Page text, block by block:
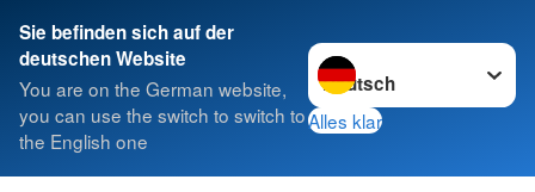
Sie befinden sich auf der
deutschen Website
You are on the German website,
you can use the switch to switch to
the English one
Sprache wechseln zu
Alles klar